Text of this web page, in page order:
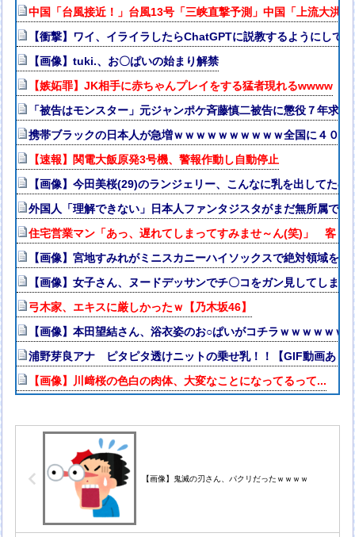
中国「台風接近！」台風13号「三峡直撃予測」中国「上流大洪
【衝撃】ワイ、イライラしたらChatGPTに説教するようにして
【画像】tuki.、お〇ぱいの始まり解禁
【嫉妬罪】JK相手に赤ちゃんプレイをする猛者現れるwwww
「被告はモンスター」元ジャンポケ斉藤慎二被告に懲役７年求
携帯ブラックの日本人が急増ｗｗｗｗｗｗｗｗｗｗ全国に４００
【速報】関電大飯原発3号機、警報作動し自動停止
【画像】今田美桜(29)のランジェリー、こんなに乳を出してたの
外国人「理解できない」日本人ファンタジスタがまだ無所属で
住宅営業マン「あっ、遅れてしまってすみませ～ん(笑)」 客
【画像】宮地すみれがミニスカニーハイソックスで絶対領域を
【画像】女子さん、ヌードデッサンでチ〇コをガン見してしま
弓木家、エキスに厳しかったｗ【乃木坂46】
【画像】本田望結さん、浴衣姿のお○ぱいがコチラｗｗｗｗｗｗ
浦野芽良アナ ピタピタ透けニットの乗せ乳！！【GIF動画あり
【画像】川﨑桜の色白の肉体、大変なことになってるって...
【画像】鬼滅の刃さん、パクリだったｗｗｗｗ